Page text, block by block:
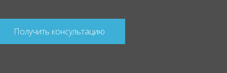
Получить консультацию